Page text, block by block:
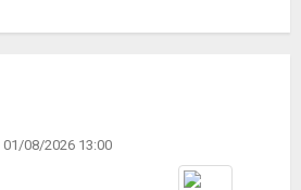
01/08/2026 13:00